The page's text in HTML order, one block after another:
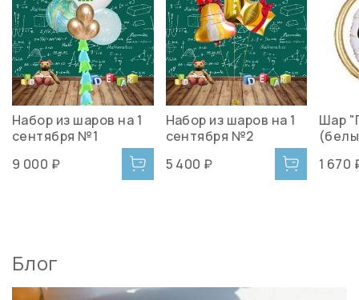
Набор из шаров на 1
сентября №1
9 000 ₽
Набор из шаров на 1
сентября №2
5 400 ₽
Шар
1 670
Блог